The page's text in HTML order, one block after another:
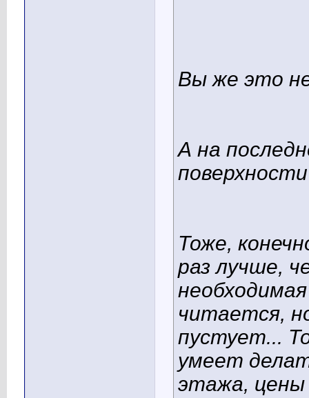
Вы же это
А на
Тоже,
раз лучше,
читается,
пустует...
умеет
этажа, цены